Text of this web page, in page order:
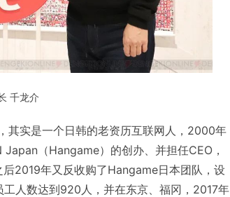
千龙介
其实是一个日韩的老资历互联网人，2000年
（Hangame）的创办、并担任CEO，
2019年又反收购了Hangame日本团队，设
人数达到920人，并在东京、福冈，2017年